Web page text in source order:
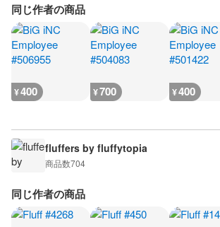
同じ作者の商品
¥400 ¥700 ¥400
fluffers by fluffytopia
商品数704
同じ作者の商品